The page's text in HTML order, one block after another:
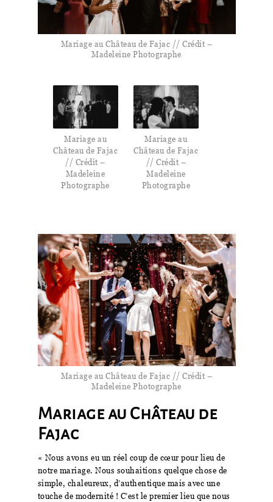
Mariage au Château de Fajac // Crédit –
Madeleine Photographe
Mariage au
Château de Fajac
// Crédit –
Madeleine
Photographe
Mariage au
Château de Fajac
// Crédit –
Madeleine
Photographe
Mariage au Château de Fajac // Crédit –
Madeleine Photographe
Mariage au Château de
Fajac
« Nous avons eu un réel coup de cœur pour lieu de
notre mariage. Nous souhaitions quelque chose de
simple, chaleureux, d’authentique mais avec une
touche de modernité ! C’est le premier lieu que nous